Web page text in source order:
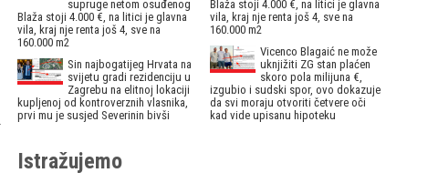
supruge netom osuđenog
Blaža stoji 4.000 €, na litici je glavna
vila, kraj nje renta još 4, sve na
160.000 m2
Sin najbogatijeg Hrvata na
svijetu gradi rezidenciju u
Zagrebu na elitnoj lokaciji
kupljenoj od kontroverznih vlasnika,
prvi mu je susjed Severinin bivši
Blaža stoji 4.000 €, na litici je glavna
vila, kraj nje renta još 4, sve na
160.000 m2
Vicenco Blagaić ne može
uknjižiti ZG stan plaćen
skoro pola milijuna €,
izgubio i sudski spor, ovo dokazuje
da svi moraju otvoriti četvere oči
kad vide upisanu hipoteku
Istražujemo